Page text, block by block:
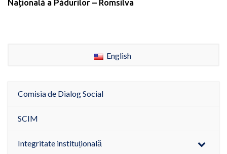
Națională a Pădurilor – Romsilva
English
Comisia de Dialog Social
SCIM
Integritate instituțională